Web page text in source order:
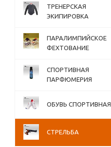
ТРЕНЕРСКАЯ
ЭКИПИРОВКА
ПАРАЛИМПИЙСКОЕ
ФЕХТОВАНИЕ
СПОРТИВНАЯ
ПАРФЮМЕРИЯ
ОБУВЬ СПОРТИВНАЯ
СТРЕЛЬБА